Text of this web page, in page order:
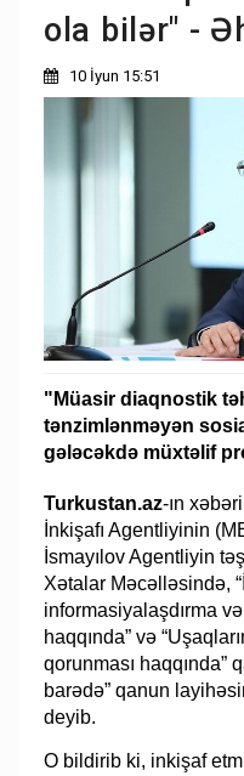
ola bilər" -
10 İyun 15:51
"Müasir diaqnostik
tənzimlənməyən
gələcəkdə müxtəlif
Turkustan.az-ın
İnkişafı Agentliyinin
İsmayılov Agentliyin
Xətalar Məcəlləsində,
informasiyalaşdırma
haqqında” və
qorunması
barədə” qanun
deyib.
O bildirib ki, inkişaf